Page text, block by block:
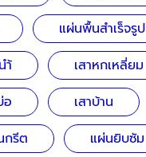
แผ่นพื้นสำเร็จรูป
ำ้
เสาหกเหลี่ยม
อ
เสาบ้าน
กรีต
แผ่นยิบซัม